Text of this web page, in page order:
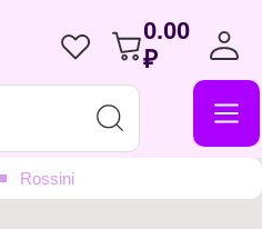
0.00
₽
Rossini